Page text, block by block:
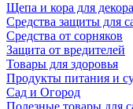
Щепа и кора для
Средства защиты для
Средства от сорняков
Защита от вредителей
Товары для здоровья
Продукты питания и
Сад и Огород